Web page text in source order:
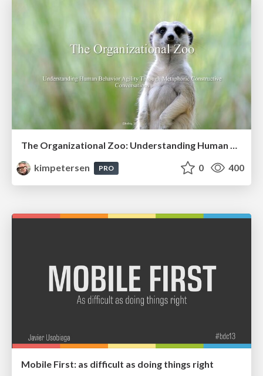
The Organizational Zoo: Understanding Human Behavior Agility Through Metaphoric Constructive Conversations (based on the works of Arthur Shelley, Ph.D)
kimpetersen
PRO 0 400
Mobile First: as difficult as doing things right